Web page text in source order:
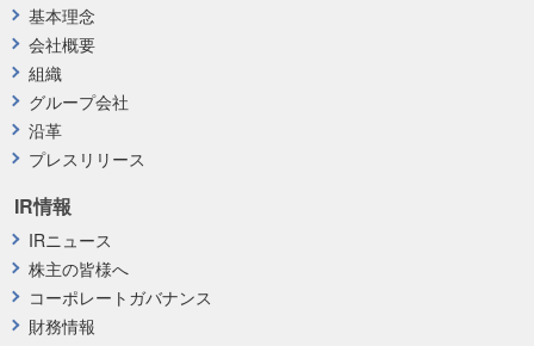
基本理念
会社概要
組織
グループ会社
沿革
プレスリリース
IR情報
IRニュース
株主の皆様へ
コーポレートガバナンス
財務情報